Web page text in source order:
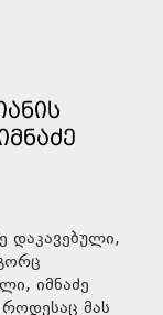
დაკავებული,
იმნაძე
მას